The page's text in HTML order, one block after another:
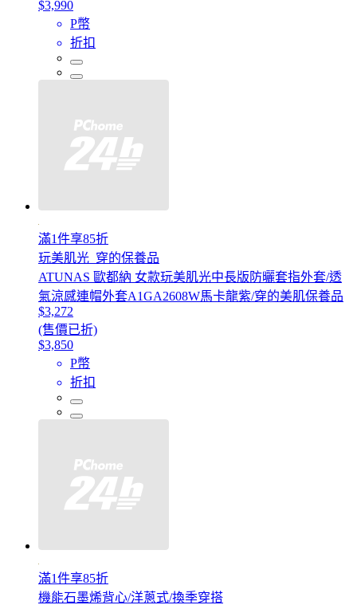
$3,990
P幣
折扣
滿1件享85折
玩美肌光_穿的保養品
ATUNAS 歐都納 女款玩美肌光中長版防曬套指外套/透
氣涼感連帽外套A1GA2608W馬卡龍紫/穿的美肌保養品
$3,272
(售價已折)
$3,850
P幣
折扣
滿1件享85折
機能石墨烯背心/洋蔥式/換季穿搭